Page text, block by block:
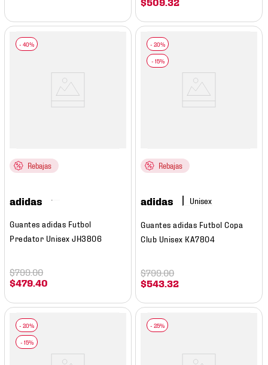
Rebajas
adidas
Guantes adidas Futbol
Predator Unisex JH3806
$479 .40
$799.00
Rebajas
adidas
Guantes adidas Futbol Copa
Club Unisex KA7804
$543 .32
$799.00